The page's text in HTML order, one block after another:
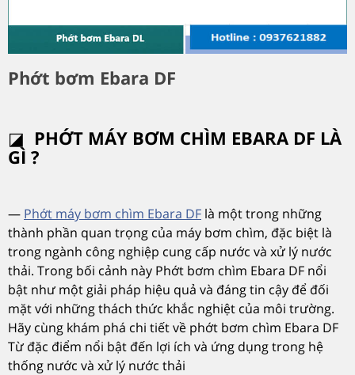
Phớt bơm Ebara DF
◪ PHỚT MÁY BƠM CHÌM EBARA DF LÀ
GÌ ?
— Phớt máy bơm chìm Ebara DF là một trong những
thành phần quan trọng của máy bơm chìm, đặc biệt là
trong ngành công nghiệp cung cấp nước và xử lý nước
thải. Trong bối cảnh này Phớt bơm chìm Ebara DF nổi
bật như một giải pháp hiệu quả và đáng tin cậy để đối
mặt với những thách thức khắc nghiệt của môi trường.
Hãy cùng khám phá chi tiết về phớt bơm chìm Ebara DF
Từ đặc điểm nổi bật đến lợi ích và ứng dụng trong hệ
thống nước và xử lý nước thải